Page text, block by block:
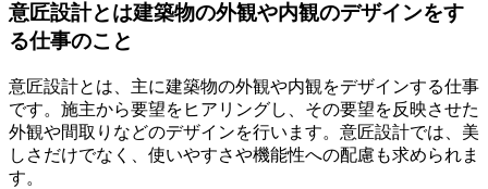
意匠設計とは建築物の外観や内観のデザインをす
る仕事のこと
意匠設計とは、主に建築物の外観や内観をデザインする仕事
です。施主から要望をヒアリングし、その要望を反映させた
外観や間取りなどのデザインを行います。意匠設計では、美
しさだけでなく、使いやすさや機能性への配慮も求められま
す。